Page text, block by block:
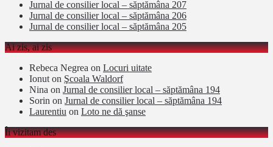
Jurnal de consilier local – săptămâna 207
Jurnal de consilier local – săptămâna 206
Jurnal de consilier local – săptămâna 205
Ai zis, ai zis
Rebeca Negrea on Locuri uitate
Ionuton Şcoala Waldorf
Nina on Jurnal de consilier local – săptămâna 194
Sorin on Jurnal de consilier local – săptămâna 194
Laurentiu on Loto ne dă şanse
Îi vizitam des